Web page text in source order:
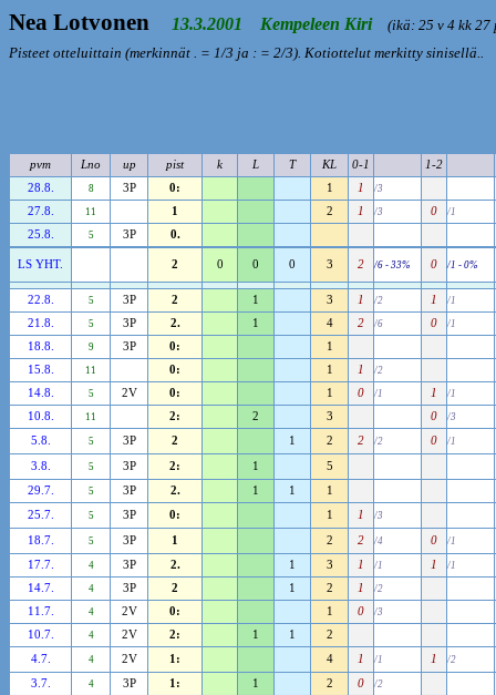
Nea Lotvonen 13.3.2001 Kempeleen Kiri
(ikä: 25 v 4 kk 27
Pisteet otteluittain (merkinnät . = 1/3 ja : = 2/3). Kotiottelut merkitty sinisellä..
pvm Lno up pist k L T KL 0-1
1-2
28.8.
8 3P 0: 1 1 /3
27.8. 11 1 2 1 /3 0 /1
25.8. 5 3P 0.
LS YHT. 2 0 0 0 3 2 /6 - 33% 0 /1 - 0%
22.8. 5 3P 2 1 3 1 /2 1 /1
21.8. 5 3P 2. 1 4 2 /6 0 /1
18.8. 9 3P 0:
1
15.8.
11 0: 1 1 /2
14.8. 5 2V 0: 1 0 /1 1 /1
10.8. 11 2: 2 3 0 /3
5.8. 5 3P 2 1 2 2 /2 0 /1
3.8. 5 3P 2: 1
5
29.7.
5 3P 2. 1 1
1
25.7.
5 3P 0: 1 1 /3
18.7. 5 3P 1 2 2 /4 0 /1
17.7. 4 3P 2. 1 3 1 /1 1 /1
14.7. 4 3P 2 1 2 1 /2
11.7. 4 2V 0: 1 0 /3
10.7. 4 2V 2: 1 1
2
4.7.
4 2V 1: 4 1 /1 1 /2
3.7. 4 3P 1: 1 2 0 /2